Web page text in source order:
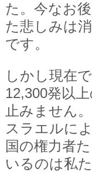
た。今なお
た悲しみは
です。
しかし現在
12,300発以
止みません
スラエルに
国の権力者
いるのは私